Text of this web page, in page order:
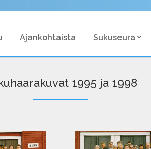
Ajankohtaista Sukuseura
1995 ja 1998